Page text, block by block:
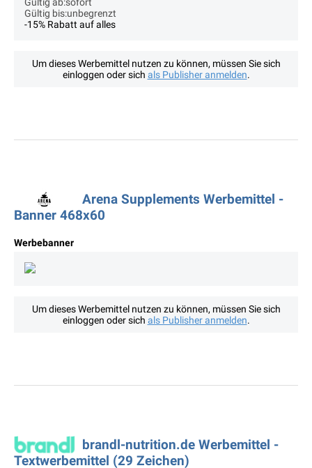
Gültig ab:sofort
Gültig bis:unbegrenzt
-15% Rabatt auf alles
Um dieses Werbemittel nutzen zu können, müssen Sie sich
einloggen oder sich als Publisher anmelden.
Arena Supplements Werbemittel -
Banner 468x60
Werbebanner
Um dieses Werbemittel nutzen zu können, müssen Sie sich
einloggen oder sich als Publisher anmelden.
brandl-nutrition.de Werbemittel -
Textwerbemittel (29 Zeichen)